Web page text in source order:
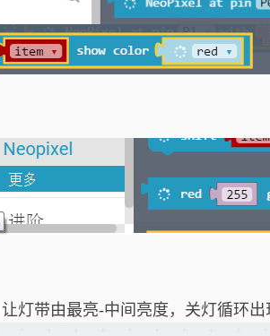
灯带由最亮-中间亮度，关灯循环出